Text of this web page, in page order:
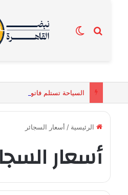
بحث عنالوضع المظلم
الرئيسية / أسعار السجائر
أسعار